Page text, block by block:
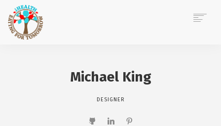
CONSILIERE NUTRIȚIEMichael King
DESIGNER